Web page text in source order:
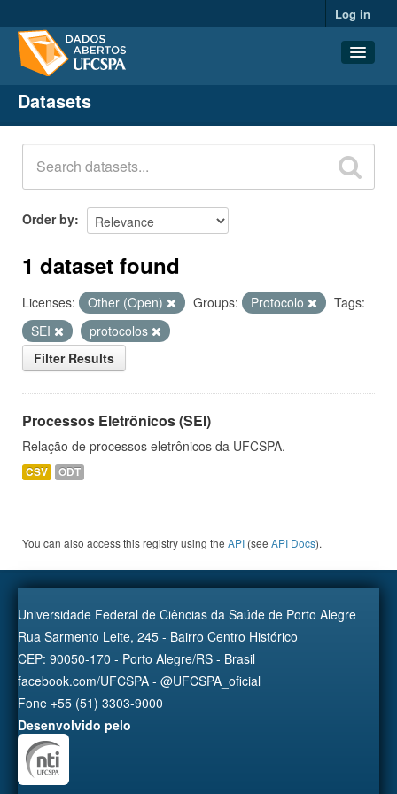
Log in
Datasets
Organizations
Groups
About
Datasets
Order by
1 dataset found
Licenses: Other (Open) Groups: Protocolo
Tags:
SEI
protocolos
Filter Results
Processos Eletrônicos (SEI)
Relação de processos eletrônicos da UFCSPA.
CSV ODT
You can also access this registry using the API (see API Docs).
Universidade Federal de Ciências da Saúde de Porto Alegre
Rua Sarmento Leite, 245 - Bairro Centro Histórico
CEP: 90050-170 - Porto Alegre/RS - Brasil
facebook.com/UFCSPA - @UFCSPA_oficial
Fone +55 (51) 3303-9000
Desenvolvido pelo